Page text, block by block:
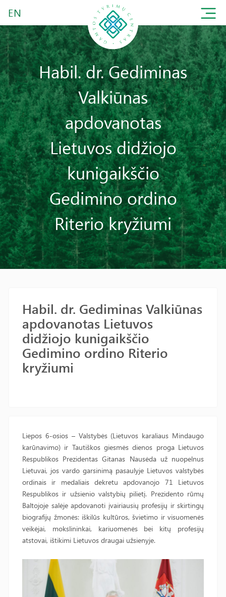
EN
Habil. dr. Gediminas
Valkiūnas
apdovanotas
Lietuvos didžiojo
kunigaikščio
Gedimino ordino
Riterio kryžiumi
Habil. dr. Gediminas Valkiūnas
apdovanotas Lietuvos
didžiojo kunigaikščio
Gedimino ordino Riterio
kryžiumi
Liepos 6-osios – Valstybės (Lietuvos karaliaus Mindaugo
karūnavimo) ir Tautiškos giesmės dienos proga Lietuvos
Respublikos Prezidentas Gitanas Nausėda už nuopelnus
Lietuvai, jos vardo garsinimą pasaulyje Lietuvos valstybės
ordinais ir medaliais dekretu apdovanojo 71 Lietuvos
Respublikos ir užsienio valstybių pilietį. Prezidento rūmų
Baltojoje salėje apdovanoti įvairiausių profesijų ir skirtingų
biografijų žmonės: iškilūs kultūros, švietimo ir visuomenės
veikėjai, mokslininkai, kariuomenės bei kitų profesijų
atstovai, ištikimi Lietuvos draugai užsienyje.